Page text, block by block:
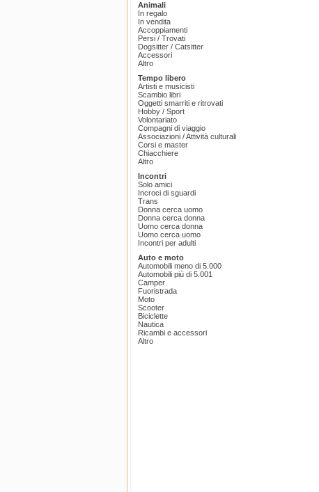
Animali
In regalo
In vendita
Accoppiamenti
Persi / Trovati
Dogsitter / Catsitter
Accessori
Altro
Tempo libero
Artisti e musicisti
Scambio libri
Oggetti smarriti e ritrovati
Hobby / Sport
Volontariato
Compagni di viaggio
Associazioni / Attività culturali
Corsi e master
Chiacchiere
Altro
Incontri
Solo amici
Incroci di sguardi
Trans
Donna cerca uomo
Donna cerca donna
Uomo cerca donna
Uomo cerca uomo
Incontri per adulti
Auto e moto
Automobili meno di 5.000
Automobili più di 5.001
Camper
Fuoristrada
Moto
Scooter
Biciclette
Nautica
Ricambi e accessori
Altro